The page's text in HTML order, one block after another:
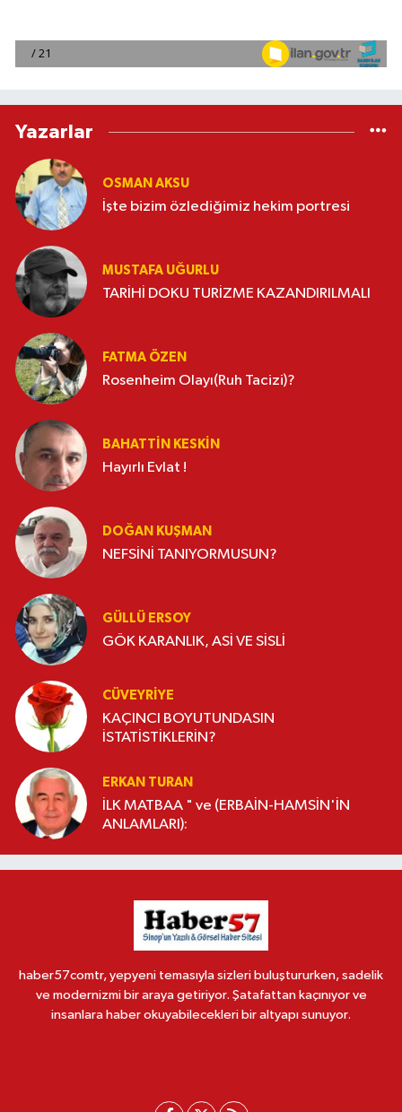
Yazarlar
OSMAN AKSU
İşte bizim özlediğimiz hekim portresi
MUSTAFA UĞURLU
TARİHİ DOKU TURİZME KAZANDIRILMALI
FATMA ÖZEN
Rosenheim Olayı(Ruh Tacizi)?
BAHATTIN KESKİN
Hayırlı Evlat !
DOĞAN KUŞMAN
NEFSİNİ TANIYORMUSUN?
GÜLLÜ ERSOY
GÖK KARANLIK, ASİ VE SİSLİ
CÜVEYRIYE
KAÇINCI BOYUTUNDASIN
İSTATİSTİKLERİN?
ERKAN TURAN
İLK MATBAA " ve (ERBAİN-HAMSİN'İN
ANLAMLARI):
haber57comtr, yepyeni temasıyla sizleri buluştururken, sadelik
ve modernizmi bir araya getiriyor. Şatafattan kaçınıyor ve
insanlara haber okuyabilecekleri bir altyapı sunuyor.